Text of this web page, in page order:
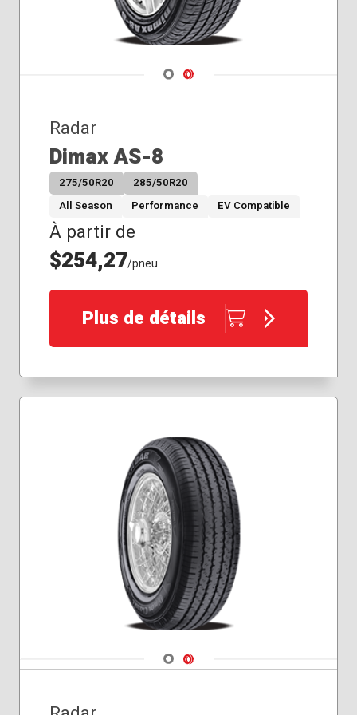
225/50R17
225/55R17
225/60R18
235/50R18
235/55R17
235/55R18
235/60R18
245/40R18
245/45R18
Navigate 1
Navigate 2
Radar
Dimax AS-8
275/50R20
285/50R20
All Season
Performance EV Compatible
À partir de
$254,27/pneu
Plus de détails
Navigate 1
Navigate 2